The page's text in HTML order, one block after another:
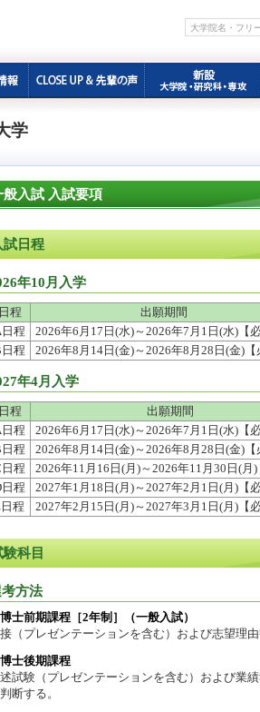
学
般入試 入試要項
試日程
年10月入学
日程 出願期間
日程
2026年6月17日(水)～2026年7月1日(水)【必
程
2026年8月14日(金)～2026年8月28日(金)【
年4月入学
日程 出願期間
程
2026年6月17日(水)～2026年7月1日(水)【必
程
2026年8月14日(金)～2026年8月28日(金)【
程
2026年11月16日(月)～2026年11月30日(月)
程
2027年1月18日(月)～2027年2月1日(月)【必
程
2027年2月15日(月)～2027年3月1日(月)【必
験科目
方法
士前期課程［2年制］（一般入試）
（プレゼンテーションを含む）および志望理
士後期課程
試験（プレゼンテーションを含む）および業
断する。